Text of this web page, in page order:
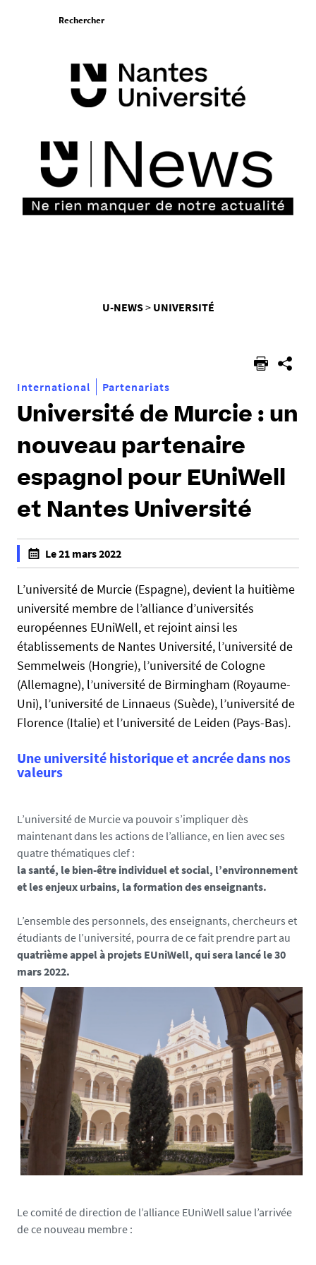
Vous
U-NEWS UNIVERSITÉ
Rechercher
International Partenariats
Université de Murcie : un
nouveau partenaire
espagnol pour EUniWell
et Nantes Université
h
t
p
s
:
/
/
u
-
n
s
n
i
v
-
n
n
t
e
s
m
d
a
s
p
o
t
Le 21 mars 2022
f
a
l
f
a
l
s
e
L’université de Murcie (Espagne), devient la huitième
université membre de l’alliance d’universités
européennes EUniWell, et rejoint ainsi les
établissements de Nantes Université, l’université de
Semmelweis (Hongrie), l’université de Cologne
(Allemagne), l’université de Birmingham (Royaume-
Uni), l’université de Linnaeus (Suède), l’université de
Florence (Italie) et l’université de Leiden (Pays-Bas).
Une université historique et ancrée dans nos
valeurs
L’université de Murcie va pouvoir s’impliquer dès
maintenant dans les actions de l’alliance, en lien avec ses
quatre thématiques clef :
la santé, le bien-être individuel et social, l’environnement
et les enjeux urbains, la formation des enseignants.
L’ensemble des personnels, des enseignants, chercheurs et
étudiants de l’université, pourra de ce fait prendre part au
quatrième appel à projets EUniWell, qui sera lancé le 30
mars 2022.
Le comité de direction de l’alliance EUniWell salue l’arrivée
de ce nouveau membre :